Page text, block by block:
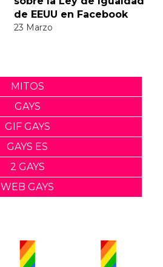
de EEUU en Facebook
23 Marzo
MITOS
GAYS
GIF GAYS
GAYS ES
2 GAYS
WEB GAYS